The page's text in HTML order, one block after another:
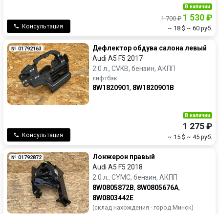
Консультация
В наличии
1 700 ₽ 1 530 ₽
~ 18 $ ~ 60 руб.
№ 01792163
Дефлектор обдува салона левый
Audi A5 F5 2017
2.0 л., CVKB, бензин, АКПП
лифтбэк
8W1820901, 8W1820901B
Консультация
В наличии
1 275 ₽
~ 15 $ ~ 45 руб.
№ 01792872
Лонжерон правый
Audi A5 F5 2018
2.0 л., CYMC, бензин, АКПП
8W0805872B, 8W0805676A,
8W0803442E
(склад нахождения - город Минск)